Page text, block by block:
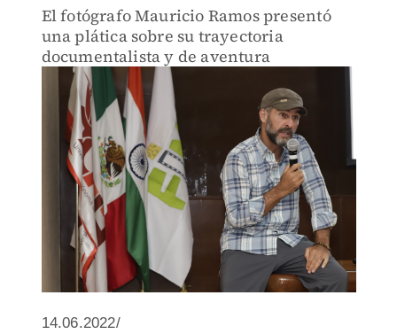
El fotógrafo Mauricio Ramos presentó
una plática sobre su trayectoria
documentalista y de aventura
14.06.2022/